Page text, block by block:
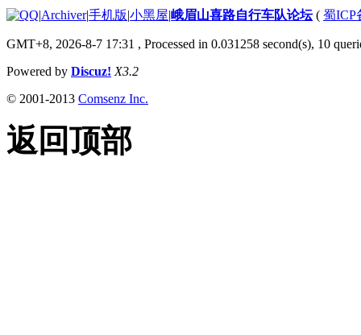
|Archiver|手机版|小黑屋|峨眉山喜路自行车队论坛( 蜀ICP
GMT+8, 2026-8-7 17:31 , Processed in 0.031258 second(s), 10
Powered by Discuz! X3.2
© 2001-2013 Comsenz Inc.
返回顶部